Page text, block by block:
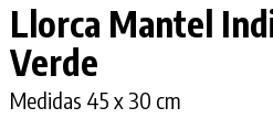
Llorca Mantel
Verde
Medidas 45 x 30 cm